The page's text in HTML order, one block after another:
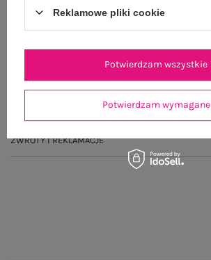
OPIS PRODUKTU
ZWROTY I REKLAMACJE
Reklamowe pliki cookie
Potwierdzam wymagane
Potwierdzam wszystkie